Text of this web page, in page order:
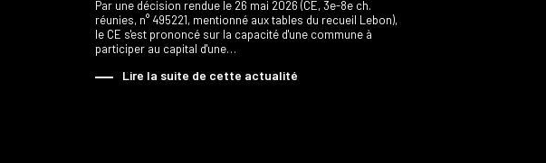
Par une décision rendue le 26 mai 2026 (CE, 3e-8e ch.
réunies, n° 495221, mentionné aux tables du recueil Lebon),
le CE s'est prononcé sur la capacité d'une commune à
participer au capital d'une…
Lire la suite de cette actualité